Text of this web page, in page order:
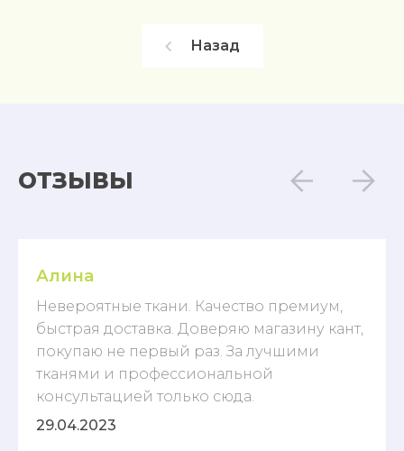
Назад
ОТЗЫВЫ
Алина
Невероятные ткани. Качество премиум,
быстрая доставка. Доверяю магазину кант,
покупаю не первый раз. За лучшими
тканями и профессиональной
консультацией только сюда.
29.04.2023